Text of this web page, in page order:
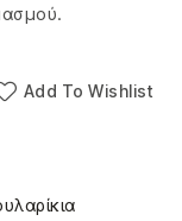
Add To Wishlist